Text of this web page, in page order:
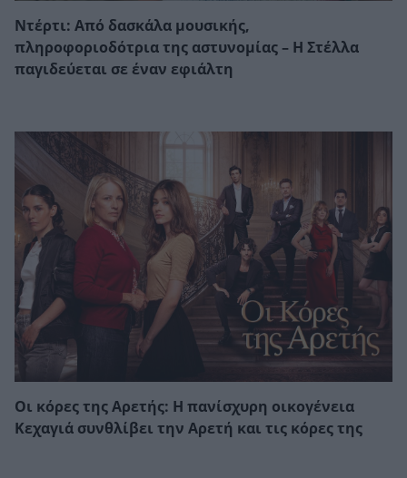
Ντέρτι: Από δασκάλα μουσικής,
πληροφοριοδότρια της αστυνομίας – Η Στέλλα
παγιδεύεται σε έναν εφιάλτη
Οι κόρες της Αρετής: Η πανίσχυρη οικογένεια
Κεχαγιά συνθλίβει την Αρετή και τις κόρες της